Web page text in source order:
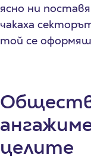
ясно ни
чакаха
той се
целите